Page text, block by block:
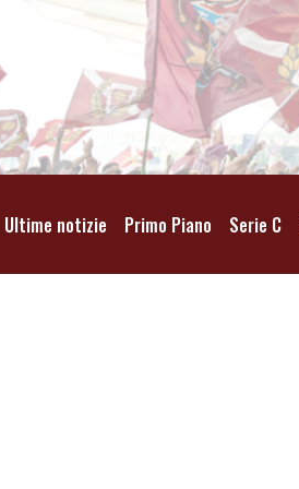
Ultime notizie Primo Piano Serie C